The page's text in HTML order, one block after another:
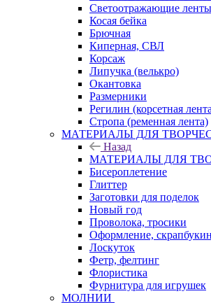
Светоотражающие ленты
Косая бейка
Брючная
Киперная, СВЛ
Корсаж
Липучка (велькро)
Окантовка
Размерники
Регилин (корсетная
Стропа (ременная лента)
МАТЕРИАЛЫ ДЛЯ
Назад
МАТЕРИАЛЫ ДЛЯ
Бисероплетение
Глиттер
Заготовки для поделок
Новый год
Проволока, тросики
Оформление,
Лоскуток
Фетр, фелтинг
Флористика
Фурнитура для игрушек
МОЛНИИ